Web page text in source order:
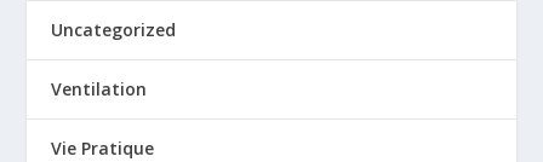
Uncategorized
Ventilation
Vie Pratique